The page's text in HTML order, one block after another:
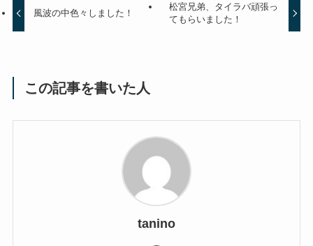
風波の中色々しました！
松宮兄弟、タイラバ頑張っ
てもらいました！
この記事を書いた人
tanino